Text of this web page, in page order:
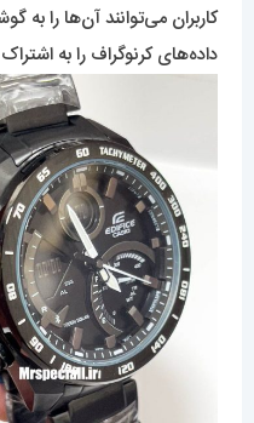
کاربران می‌توانند آن‌ها را
داده‌های کرنوگراف را به